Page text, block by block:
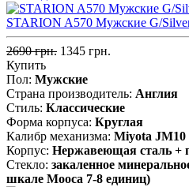
STARION A570 Мужские G/
2690 грн. 1345 грн.
Купить
Пол: Мужские
Страна производитель: Англия
Стиль: Классические
Форма корпуса: Круглая
Калибр механизма: Miyota JM10
Корпус: Нержавеющая сталь +
Стекло: закаленное
шкале Мооса 7-8 единиц)